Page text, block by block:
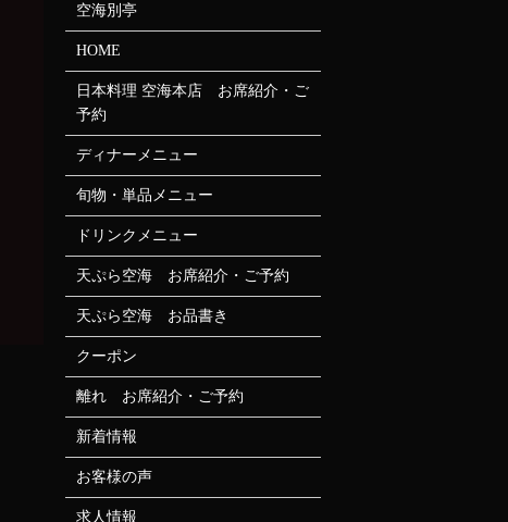
空海別亭
HOME
日本料理 空海本店 お席紹介・ご
予約
ディナーメニュー
旬物・単品メニュー
ドリンクメニュー
天ぷら空海 お席紹介・ご予約
天ぷら空海 お品書き
クーポン
離れ お席紹介・ご予約
新着情報
お客様の声
求人情報